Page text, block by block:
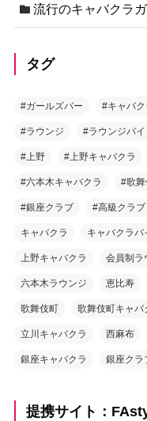
流行のキャバクラ
タグ
#ガールズバー #キャバク
#ラウンジ #ラウンジバイ
#上野 #上野キャバクラ
#六本木キャバクラ #歌
#銀座クラブ #高級クラブ
キャバクラ キャバクラバ
上野キャバクラ 会員制ラ
六本木ラウンジ 恵比寿
歌舞伎町 歌舞伎町キャバ
立川キャバクラ 西麻布
銀座キャバクラ 銀座クラ
提携サイト：